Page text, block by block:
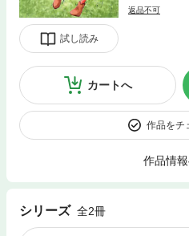
試し読み
返品不可
カートへ
作品をチ
作品情
シリーズ 全2冊